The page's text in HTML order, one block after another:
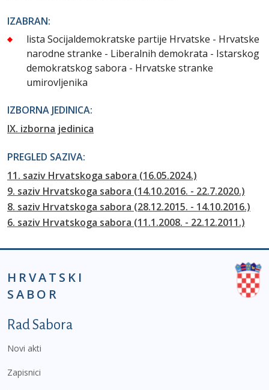
IZABRAN:
lista Socijaldemokratske partije Hrvatske - Hrvatske
narodne stranke - Liberalnih demokrata - Istarskog
demokratskog sabora - Hrvatske stranke
umirovljenika
IZBORNA JEDINICA:
IX. izborna jedinica
PREGLED SAZIVA:
11. saziv Hrvatskoga sabora (16.05.2024.)
9. saziv Hrvatskoga sabora (14.10.2016. - 22.7.2020.)
8. saziv Hrvatskoga sabora (28.12.2015. - 14.10.2016.)
6. saziv Hrvatskoga sabora (11.1.2008. - 22.12.2011.)
HRVATSKI
SABOR
Podnožje prvi izbornik
Rad Sabora
Novi akti
Zapisnici